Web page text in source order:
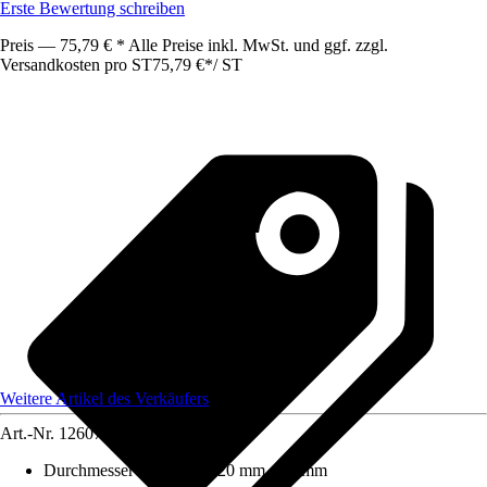
Erste Bewertung schreiben
Preis — 75,79 € * Alle Preise inkl. MwSt. und ggf. zzgl.
Versandkosten pro ST75,79 €*/ ST
Weitere Artikel des Verkäufers
Art.-Nr. 12607722
Durchmesser (von - bis)
20 mm - 20 mm